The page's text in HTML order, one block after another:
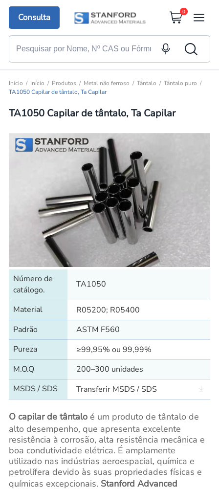
Consulta
0
Início Início Produtos Metal não ferroso Tântalo
Tântalo puro
TA1050 Capilar de tântalo, Ta Capilar
TA1050 Capilar de tântalo, Ta Capilar
Número de
catálogo.
TA1050
Material
R05200; R05400
Padrão
ASTM F560
Pureza
≥99,95% ou 99,99%
M.O.Q
200–300 unidades
MSDS / SDS
Transferir MSDS / SDS
O capilar de tântaloé um produto de tântalo de
alto desempenho, que apresenta excelente
resistência à corrosão, alta resistência mecânica e
boa condutividade elétrica. É amplamente
utilizado nas indústrias aeroespacial, química e
petrolífera devido às suas propriedades físicas e
químicas excepcionais. Stanford Advanced